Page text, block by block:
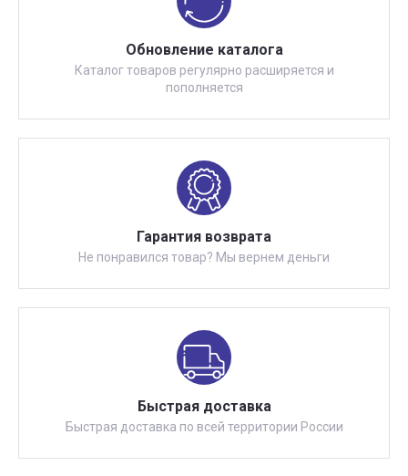
Обновление каталога
Каталог товаров регулярно расширяется и
пополняется
Гарантия возврата
Не понравился товар? Мы вернем деньги
Быстрая доставка
Быстрая доставка по всей территории России